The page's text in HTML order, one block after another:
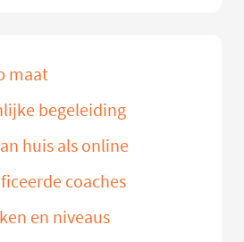
maat
begeleiding
huis als online
coaches
en niveaus